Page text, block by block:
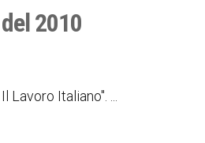
2010
Italiano". ...